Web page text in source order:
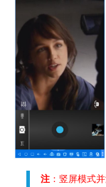
注 ：竖屏模式